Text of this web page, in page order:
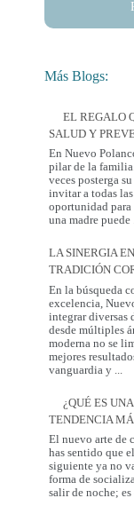
Más Blogs:
EL REGALO
SALUD Y
En Nuevo
pilar de la
veces posterga
invitar a todas
oportunidad para
una madre puede
LA SINERGIA
TRADICIÓN
En la búsqueda
excelencia,
integrar diversas
desde múltiples
moderna no se
mejores
vanguardia y
la
y
la
¿QUÉ ES
TENDENCIA
El nuevo arte de
has sentido que
siguiente ya no
forma de
salir de noche;